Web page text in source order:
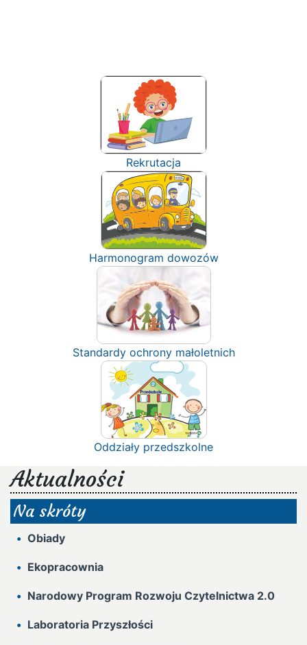
Rekrutacja
Harmonogram dowozów
Standardy ochrony małoletnich
Oddziały przedszkolne
Aktualności
Na skróty
Obiady
Ekopracownia
Narodowy Program Rozwoju Czytelnictwa 2.0
Laboratoria Przyszłości